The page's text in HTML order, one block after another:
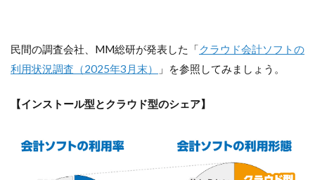
民間の調査会社、MM総研が発表した「クラウド会計ソフトの
利用状況調査（2025年3月末）
」を参照してみましょう。
【インストール型とクラウド型のシェア】